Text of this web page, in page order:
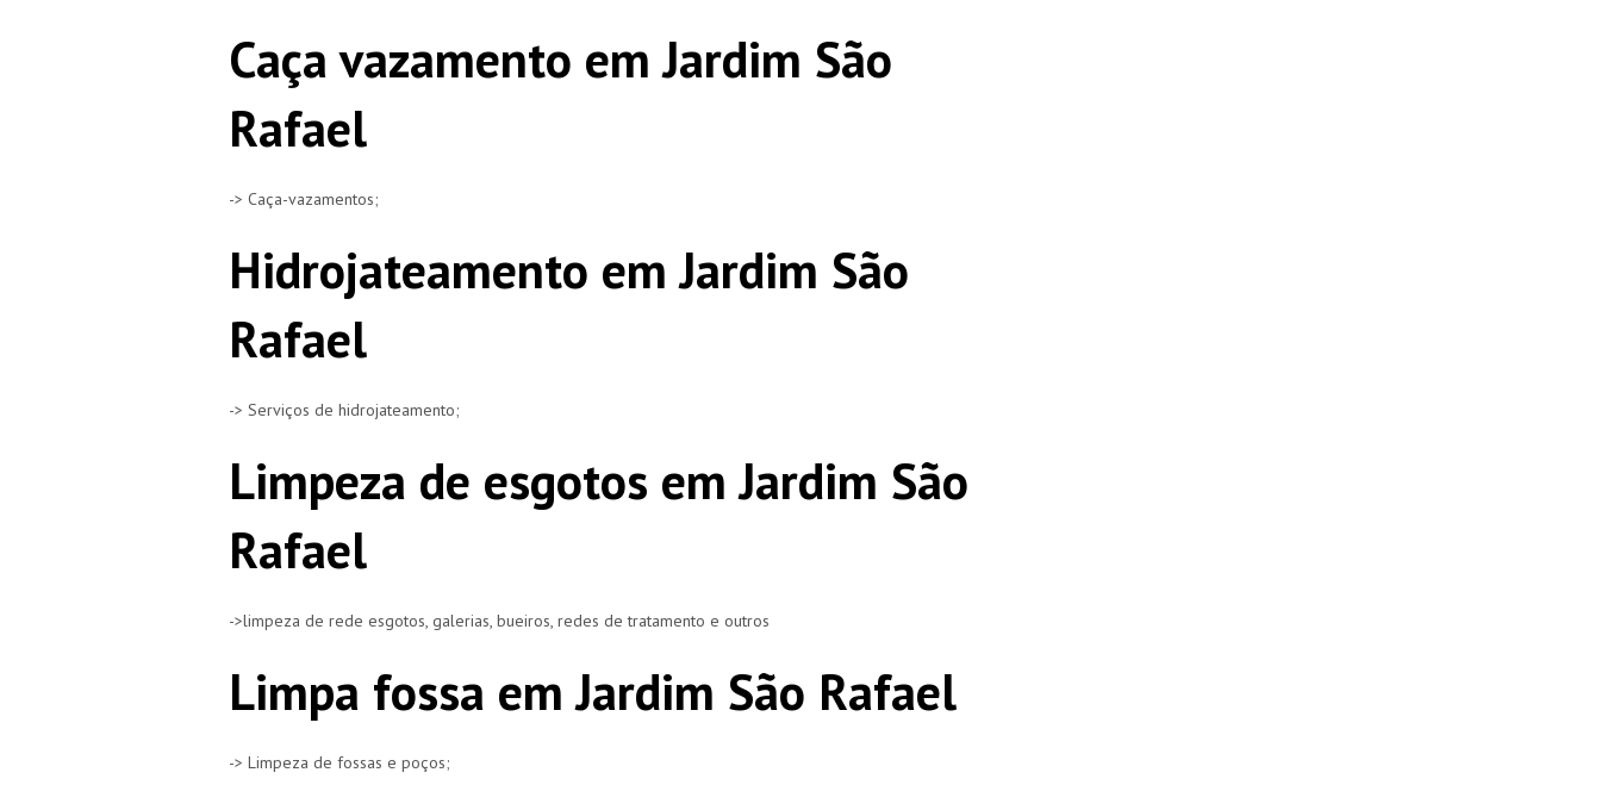
Caça vazamento em Jardim São
Rafael
-> Caça-vazamentos;
Hidrojateamento em Jardim São
Rafael
-> Serviços de hidrojateamento;
Limpeza de esgotos em Jardim São
Rafael
->limpeza de rede esgotos, galerias, bueiros, redes de tratamento e outros
Limpa fossa em Jardim São Rafael
-> Limpeza de fossas e poços;